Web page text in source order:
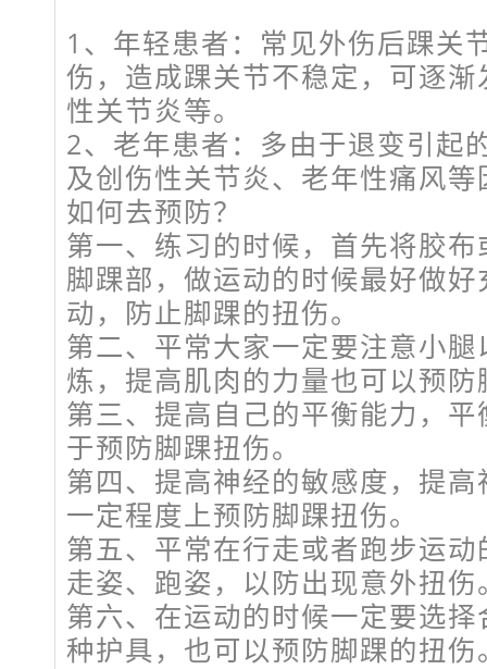
1、年轻患者：常见外伤后踝关
伤，造成踝关节不稳定，可逐
性关节炎等。
2、老年患者：多由于退变引起
及创伤性关节炎、老年性痛风等
如何去预防？
第一、练习的时候，首先将胶
脚踝部，做运动的时候最好做
动，防止脚踝的扭伤。
第二、平常大家一定要注意小
炼，提高肌肉的力量也可以预
第三、提高自己的平衡能力，
于预防脚踝扭伤。
第四、提高神经的敏感度，提
一定程度上预防脚踝扭伤。
第五、平常在行走或者跑步运
走姿、跑姿，以防出现意外扭伤
第六、在运动的时候一定要选
种护具，也可以预防脚踝的扭伤